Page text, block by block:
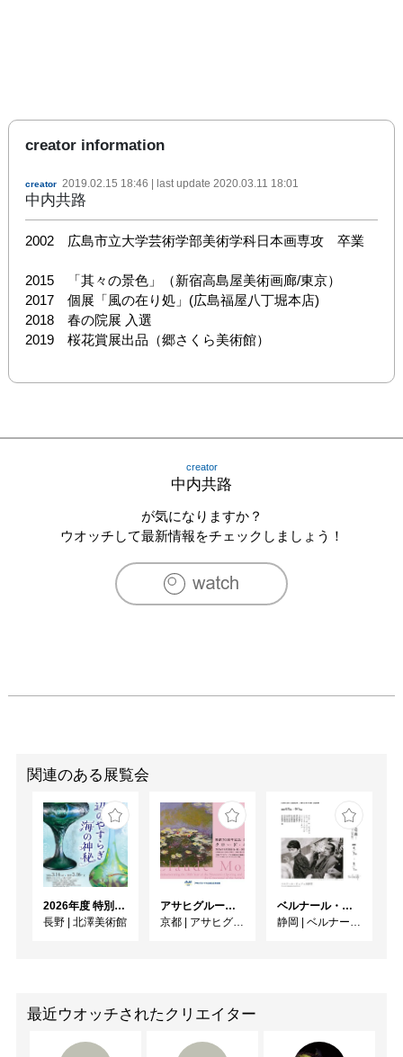
creator information
creator 2019.02.15 18:46 | last update 2020.03.11 18:01
中内共路
2002　広島市立大学芸術学部美術学科日本画専攻　卒業
2015　「其々の景色」（新宿高島屋美術画廊/東京）
2017　個展「風の在り処」(広島福屋八丁堀本店)
2018　春の院展 入選
2019　桜花賞展出品（郷さくら美術館）
creator
中内共路
が気になりますか？
ウオッチして最新情報をチェックしましょう！
関連のある展覧会
2026年度 特別展「ガレとドーム、アール･ヌーヴォーのガラス 水辺のやすらぎ、海の神秘」
長野 | 北澤美術館
アサヒグループ大山崎山荘美術館 開館30周年記念展「没後100年 クロード・モネ」
京都 | アサヒグループ大山崎山荘美術館
ベルナール・ビュフェと写真 ーカメラがとらえたビュフェとその時代、そして21 世紀へ
静岡 | ベルナール・ビュフェ美術館
最近ウオッチされたクリエイター